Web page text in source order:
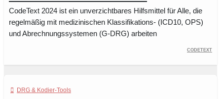
CodeText 2024 ist ein unverzichtbares Hilfsmittel für Alle, die
regelmäßig mit medizinischen Klassifikations- (ICD10, OPS)
und Abrechnungssystemen (G-DRG) arbeiten
CodeText
DRG & Kodier-Tools